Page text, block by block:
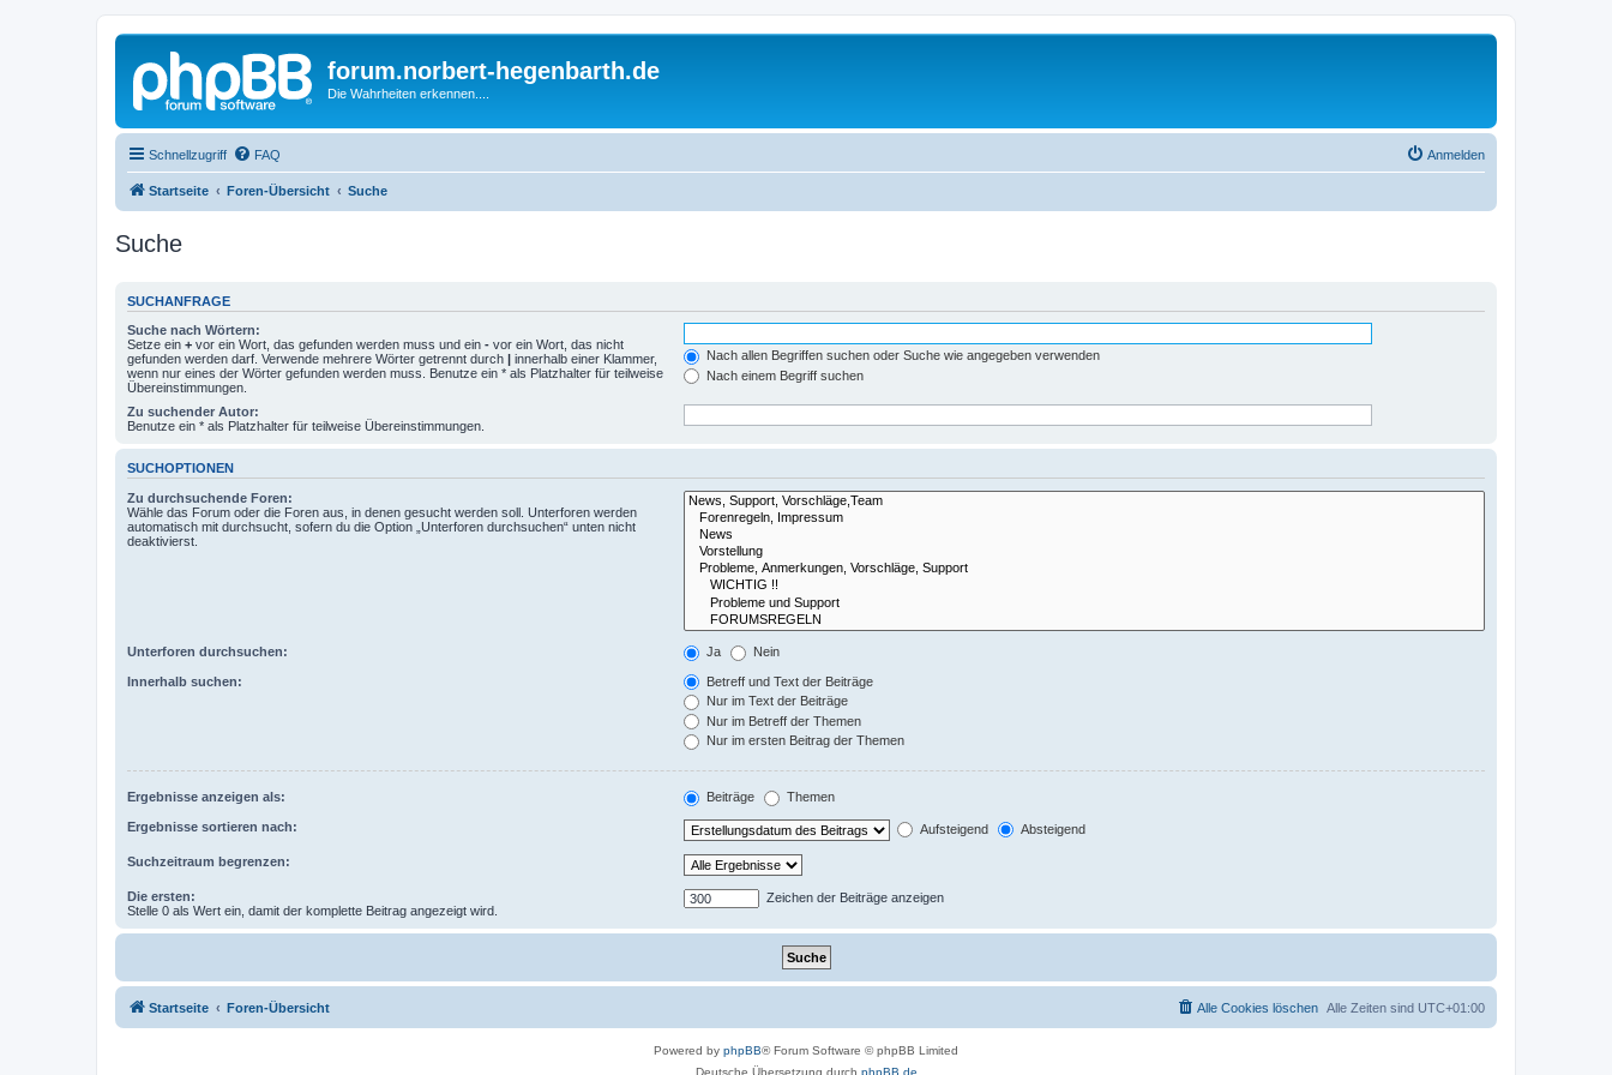
forum.norbert-hegenbarth.de
Die Wahrheiten erkennen....
Schnellzugriff FAQ Anmelden
Startseite Foren-Übersicht Suche
Suche
SUCHANFRAGE
Suche nach Wörtern:
Setze ein + vor ein Wort, das gefunden werden muss und ein - vor ein Wort, das nicht
gefunden werden darf. Verwende mehrere Wörter getrennt durch | innerhalb einer Klammer,
wenn nur eines der Wörter gefunden werden muss. Benutze ein * als Platzhalter für teilweise
Übereinstimmungen.
Nach allen Begriffen suchen oder Suche wie angegeben verwenden
Nach einem Begriff suchen
Zu suchender Autor:
Benutze ein * als Platzhalter für teilweise Übereinstimmungen.
SUCHOPTIONEN
Zu durchsuchende Foren:
Wähle das Forum oder die Foren aus, in denen gesucht werden soll. Unterforen werden
automatisch mit durchsucht, sofern du die Option „Unterforen durchsuchen“ unten nicht
deaktivierst.
Unterforen durchsuchen: Ja Nein
Innerhalb suchen:
Betreff und Text der Beiträge
Nur im Text der Beiträge
Nur im Betreff der Themen
Nur im ersten Beitrag der Themen
Ergebnisse anzeigen als: Beiträge Themen
Ergebnisse sortieren nach: Aufsteigend Absteigend
Suchzeitraum begrenzen:
Die ersten:
Stelle 0 als Wert ein, damit der komplette Beitrag angezeigt wird.
Zeichen der Beiträge anzeigen
Startseite Foren-Übersicht Alle Zeiten sind UTC+01:00
Alle Cookies löschen
Powered by phpBB® Forum Software © phpBB Limited
Deutsche Übersetzung durch phpBB.de